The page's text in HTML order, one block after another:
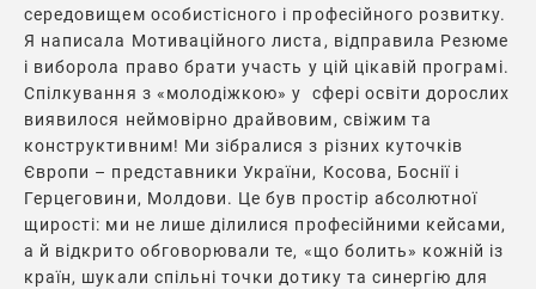
середовищем особистісного і професійного розвитку.
Я написала Мотиваційного листа, відправила Резюме
і виборола право брати участь у цій цікавій програмі.
Спілкування з «молодіжкою» у сфері освіти дорослих
виявилося неймовірно драйвовим, свіжим та
конструктивним! Ми зібралися з різних куточків
Європи – представники України, Косова, Боснії і
Герцеговини, Молдови. Це був простір абсолютної
щирості: ми не лише ділилися професійними кейсами,
а й відкрито обговорювали те, «що болить» кожній із
країн, шукали спільні точки дотику та синергію для